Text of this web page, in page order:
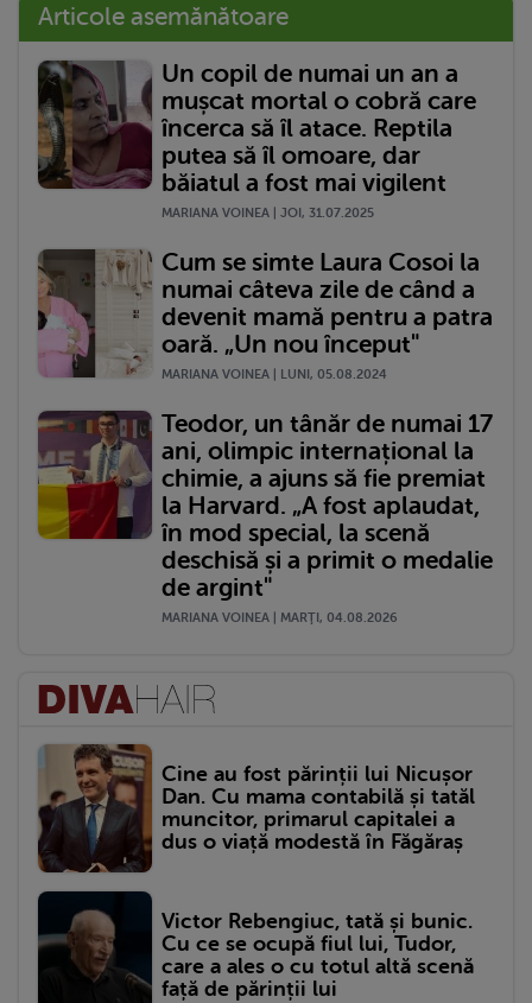
Articole asemănătoare
Un copil de numai un an a
mușcat mortal o cobră care
încerca să îl atace. Reptila
putea să îl omoare, dar
băiatul a fost mai vigilent
MARIANA VOINEA | JOI, 31.07.2025
Cum se simte Laura Cosoi la
numai câteva zile de când a
devenit mamă pentru a patra
oară. „Un nou început"
MARIANA VOINEA | LUNI, 05.08.2024
Teodor, un tânăr de numai 17
ani, olimpic internațional la
chimie, a ajuns să fie premiat
la Harvard. „A fost aplaudat,
în mod special, la scenă
deschisă și a primit o medalie
de argint"
MARIANA VOINEA | MARŢI, 04.08.2026
Cine au fost părinții lui Nicușor
Dan. Cu mama contabilă și tatăl
muncitor, primarul capitalei a
dus o viață modestă în Făgăraș
Victor Rebengiuc, tată și bunic.
Cu ce se ocupă fiul lui, Tudor,
care a ales o cu totul altă scenă
față de părinții lui